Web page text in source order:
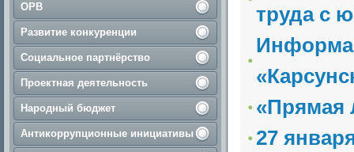
ОРВ
Развитие конкуренции
Социальное партнёрство
Проектная деятельность
Народный бюджет
Антикоррупционные инициативы
труда с
«Прямая
27